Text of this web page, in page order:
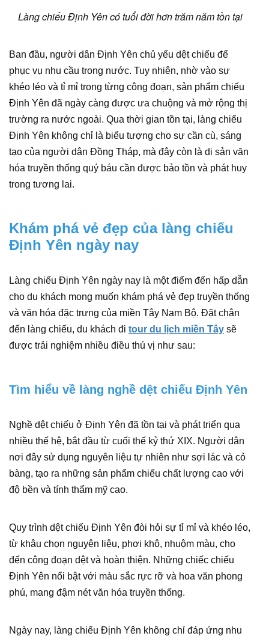
Làng chiếu Định Yên có tuổi đời hơn trăm năm tồn tại
Ban đầu, người dân Định Yên chủ yếu dệt chiếu để
phục vụ nhu cầu trong nước. Tuy nhiên, nhờ vào sự
khéo léo và tỉ mỉ trong từng công đoạn, sản phẩm chiếu
Định Yên đã ngày càng được ưa chuộng và mở rộng thị
trường ra nước ngoài. Qua thời gian tồn tại, làng chiếu
Định Yên không chỉ là biểu tượng cho sự cần cù, sáng
tạo của người dân Đồng Tháp, mà đây còn là di sản văn
hóa truyền thống quý báu cần được bảo tồn và phát huy
trong tương lai.
Khám phá vẻ đẹp của làng chiếu
Định Yên ngày nay
Làng chiếu Định Yên ngày nay là một điểm đến hấp dẫn
cho du khách mong muốn khám phá vẻ đẹp truyền thống
và văn hóa đặc trưng của miền Tây Nam Bộ. Đặt chân
đến làng chiếu, du khách đi tour du lịch miền Tây sẽ
được trải nghiệm nhiều điều thú vị như sau:
Tìm hiểu về làng nghề dệt chiếu Định Yên
Nghề dệt chiếu ở Định Yên đã tồn tại và phát triển qua
nhiều thế hệ, bắt đầu từ cuối thế kỷ thứ XIX. Người dân
nơi đây sử dụng nguyên liệu tự nhiên như sợi lác và cỏ
bàng, tạo ra những sản phẩm chiếu chất lượng cao với
độ bền và tính thẩm mỹ cao.
Quy trình dệt chiếu Định Yên đòi hỏi sự tỉ mỉ và khéo léo,
từ khâu chọn nguyên liệu, phơi khô, nhuộm màu, cho
đến công đoạn dệt và hoàn thiện. Những chiếc chiếu
Định Yên nổi bật với màu sắc rực rỡ và hoa văn phong
phú, mang đậm nét văn hóa truyền thống.
Ngày nay, làng chiếu Định Yên không chỉ đáp ứng nhu